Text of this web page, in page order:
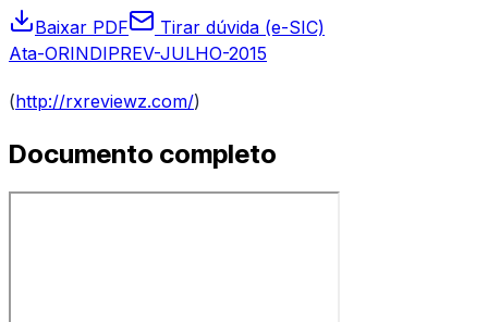
Baixar PDF
Tirar dúvida (e-SIC)
Ata-ORINDIPREV-JULHO-2015
(http://rxreviewz.com/)
Documento completo